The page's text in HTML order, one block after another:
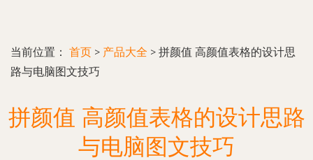
当前位置： 首页 > 产品大全 > 拼颜值 高颜值表格的设计思
路与电脑图文技巧
拼颜值 高颜值表格的设计思路
与电脑图文技巧